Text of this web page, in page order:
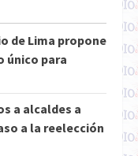
de Lima propone
único para
a alcaldes a
a la reelección